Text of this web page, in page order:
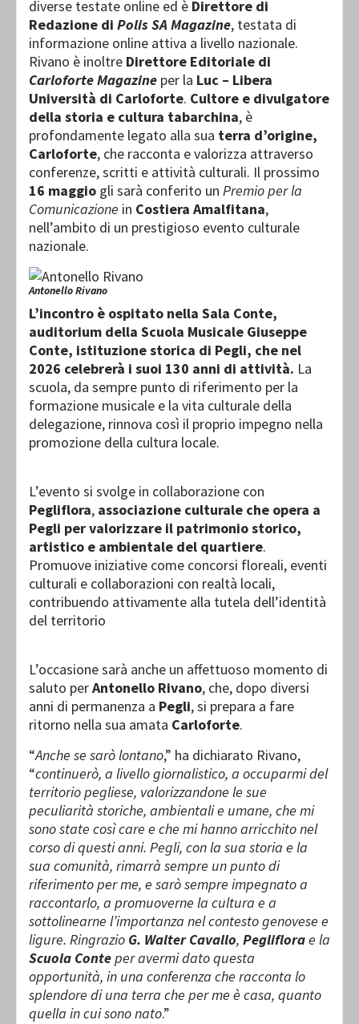
diverse testate online ed è Direttore di
Redazione di Polis SA Magazine, testata di
informazione online attiva a livello nazionale.
Rivano è inoltre Direttore Editoriale di
Carloforte Magazine per la Luc – Libera
Università di Carloforte. Cultore e divulgatore
della storia e cultura tabarchina, è
profondamente legato alla sua terra d’origine,
Carloforte, che racconta e valorizza attraverso
conferenze, scritti e attività culturali. Il prossimo
16 maggio gli sarà conferito un Premio per la
Comunicazione in Costiera Amalfitana,
nell’ambito di un prestigioso evento culturale
nazionale.
Antonello Rivano
L’incontro è ospitato nella Sala Conte,
auditorium della Scuola Musicale Giuseppe
Conte, istituzione storica di Pegli, che nel
2026 celebrerà i suoi 130 anni di attività. La
scuola, da sempre punto di riferimento per la
formazione musicale e la vita culturale della
delegazione, rinnova così il proprio impegno nella
promozione della cultura locale.
L’evento si svolge in collaborazione con
Pegliflora, associazione culturale che opera a
Pegli per valorizzare il patrimonio storico,
artistico e ambientale del quartiere.
Promuove iniziative come concorsi floreali, eventi
culturali e collaborazioni con realtà locali,
contribuendo attivamente alla tutela dell’identità
del territorio
L’occasione sarà anche un affettuoso momento di
saluto perAntonello Rivano, che, dopo diversi
anni di permanenza a Pegli, si prepara a fare
ritorno nella sua amata Carloforte.
“Anche se sarò lontano,” ha dichiarato Rivano,
“continuerò, a livello giornalistico, a occuparmi del
territorio pegliese, valorizzandone le sue
peculiarità storiche, ambientali e umane, che mi
sono state così care e che mi hanno arricchito nel
corso di questi anni. Pegli, con la sua storia e la
sua comunità, rimarrà sempre un punto di
riferimento per me, e sarò sempre impegnato a
raccontarlo, a promuoverne la cultura e a
sottolinearne l’importanza nel contesto genovese e
ligure. Ringrazio G. Walter Cavallo, Pegliflorae la
Scuola Conteper avermi dato questa
opportunità, in una conferenza che racconta lo
splendore di una terra che per me è casa, quanto
quella in cui sono nato.”